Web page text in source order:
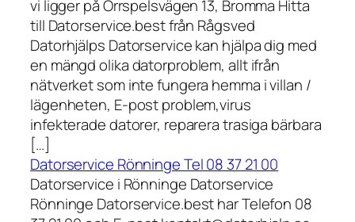
vi ligger på Orrspelsvägen 13, Bromma Hitta
till Datorservice.best från Rågsved
Datorhjälps Datorservice kan hjälpa dig med
en mängd olika datorproblem, allt ifrån
nätverket som inte fungera hemma i villan /
lägenheten, E-post problem,virus
infekterade datorer, reparera trasiga bärbara
[…]
Datorservice Rönninge Tel 08 37 21 00
Datorservice i Rönninge Datorservice
Rönninge Datorservice.best har Telefon 08